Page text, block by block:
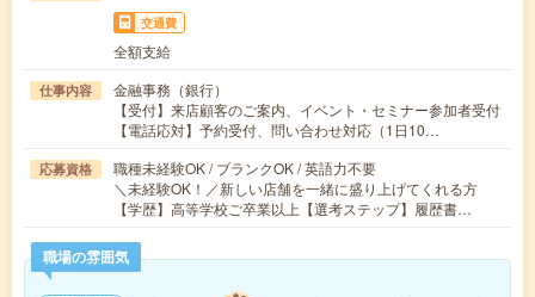
交通費
全額支給
仕事内容
金融事務（銀行）
【受付】来店顧客のご案内、イベント・セミナー参加者受付
【電話応対】予約受付、問い合わせ対応（1日10…
応募資格
職種未経験OK / ブランクOK / 英語力不要
＼未経験OK！／新しい店舗を一緒に盛り上げてくれる方
【学歴】高等学校ご卒業以上【選考ステップ】履歴書…
職場の雰囲気